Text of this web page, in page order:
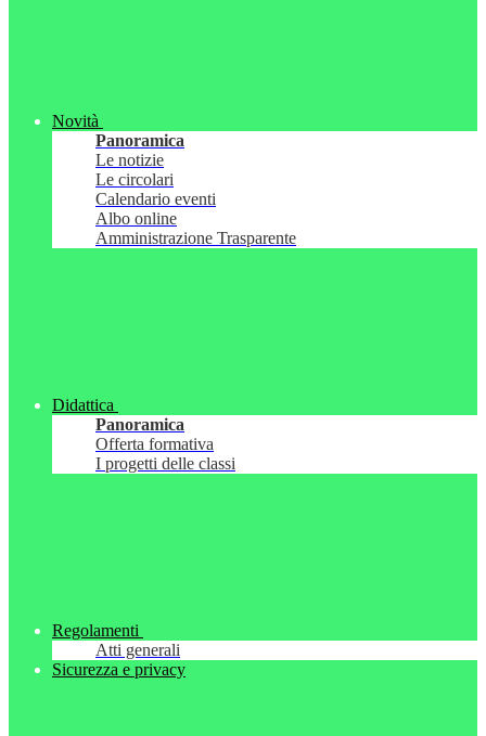
Novità
Panoramica
Le notizie
Le circolari
Calendario eventi
Albo online
Amministrazione Trasparente
Didattica
Panoramica
Offerta formativa
I progetti delle classi
Regolamenti
Atti generali
Sicurezza e privacy